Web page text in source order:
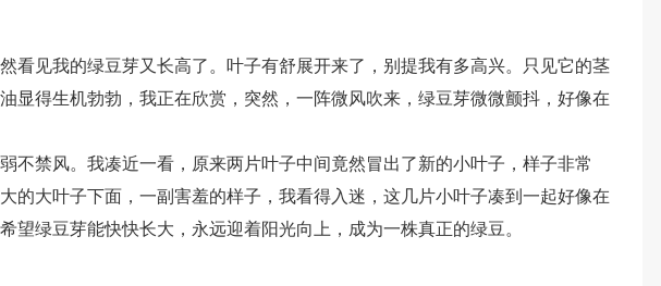
看见我的绿豆芽又长高了。叶子有舒展开来了，别提我有多高兴。只见它的茎
显得生机勃勃，我正在欣赏，突然，一阵微风吹来，绿豆芽微微颤抖，好像在
不禁风。我凑近一看，原来两片叶子中间竟然冒出了新的小叶子，样子非常
的大叶子下面，一副害羞的样子，我看得入迷，这几片小叶子凑到一起好像在
望绿豆芽能快快长大，永远迎着阳光向上，成为一株真正的绿豆。